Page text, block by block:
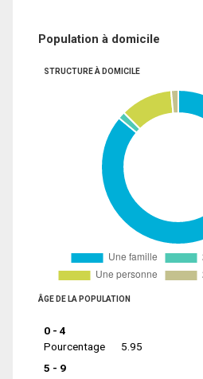
Population à domicile
STRUCTURE À DOMICILE
ÂGE DE LA POPULATION
0 - 4
Pourcentage
5.95
5 - 9